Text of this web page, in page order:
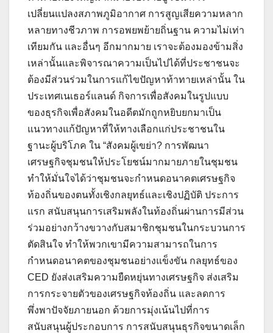
เปลี่ยนแปลงสภาพภูมิอากาศ การสูญเสียความหลาก
หลายทางชีวภาพ การอพยพย้ายถิ่นฐาน ความไม่เท่า
เทียมกัน และอื่นๆ อีกมากมาย เราจะต้องมองข้ามสิ่ง
เหล่านั้นและพิจารณาความเป็นไปได้ที่ประชาชนจะ
ต้องมีส่วนร่วมในการแก้ไขปัญหาท้าทายเหล่านั้น ใน
ประเทศเนเธอร์แลนด์ กิจการเพื่อสังคมในรูปแบบ
ของธุรกิจเพื่อสังคมในอดีตมักถูกหยิบยกมาเป็น
แนวทางแก้ปัญหาที่ให้ทางเลือกแก่ประชาชนใน
ฐานะผู้บริโภค ใน “สังคมผู้เขย่า? การพัฒนา
เศรษฐกิจชุมชนให้ประโยชน์มากมายภายในชุมชน
ทำให้มั่นใจได้ว่าชุมชนจะกำหนดอนาคตเศรษฐกิจ
ท้องถิ่นของตนทั้งเชิงกลยุทธ์และเชิงปฏิบัติ ประการ
แรก สนับสนุนการเสริมพลังในท้องถิ่นผ่านการมีส่วน
ร่วมอย่างกว้างขวางกับสมาชิกชุมชนในกระบวนการ
ตัดสินใจ ทำให้พวกเขามีความสามารถในการ
กำหนดอนาคตของชุมชนอย่างแข็งขัน กลยุทธ์ของ
CED ยังส่งเสริมความยืดหยุ่นทางเศรษฐกิจ ส่งเสริม
การกระจายตัวของเศรษฐกิจท้องถิ่น และลดการ
พึ่งพาปัจจัยภายนอก ด้วยการมุ่งเน้นไปที่การ
สนับสนุนผู้ประกอบการ การสนับสนุนธุรกิจขนาดเล็ก